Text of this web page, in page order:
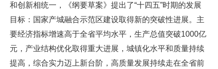
和创新相统一，《纲要草案》提出了“十四五”时期的发展
目标：国家产城融合示范区建设取得新的突破性进展。主
要经济指标增速高于全省平均水平，生产总值突破1000亿
元，产业结构优化取得重大进展，城镇化水平和质量持续
提高，综合实力迈上新台阶，高质量发展持续走在全省前